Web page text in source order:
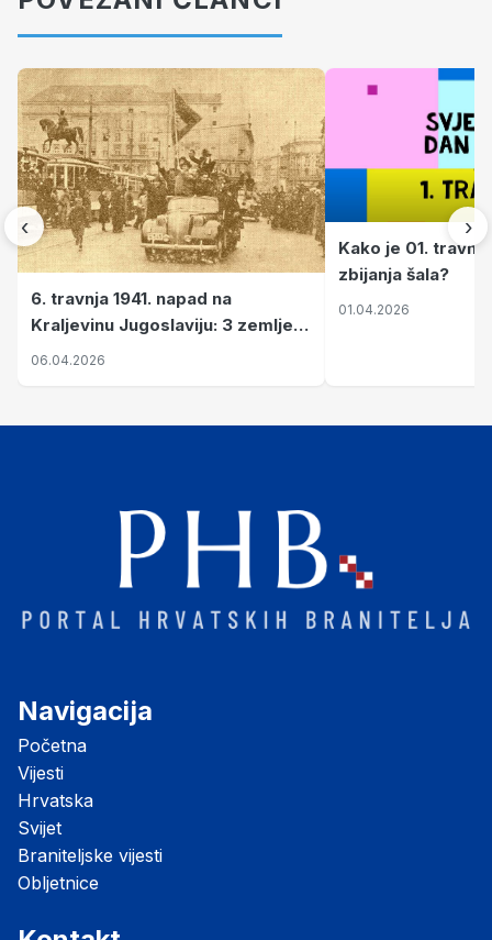
‹
6. travnja 1941. napad na
Kraljevinu Jugoslaviju: 3 zemlje
nastale njenim raspadom
06.04.2026
Kako je 01.
zbijanja šala?
01.04.2026
›
Navigacija
Početna
Vijesti
Hrvatska
Svijet
Braniteljske vijesti
Obljetnice